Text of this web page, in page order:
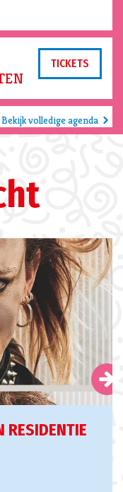
TICKETS
Bekijk volledige agenda
RESIDENTIE